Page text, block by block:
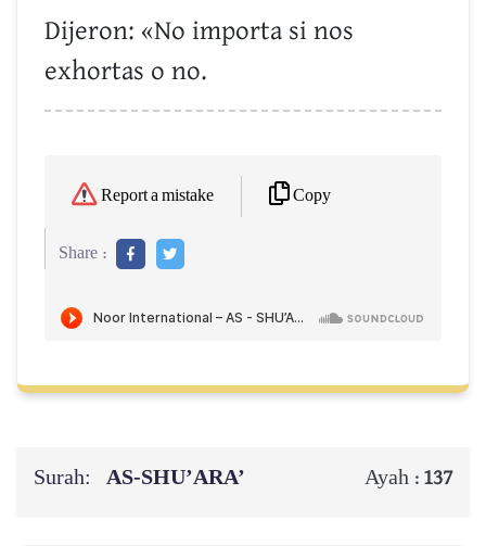
Dijeron: «No importa si nos
exhortas o no.
Report a mistake Copy
Share :
Surah: AS-SHU’ARA’ Ayah : 137